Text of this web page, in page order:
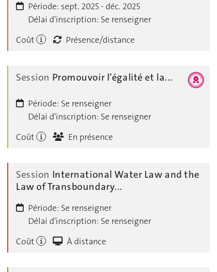
Période: sept. 2025 - déc. 2025
Délai d'inscription: Se renseigner
Coût
Présence/distance
Session Promouvoir l’égalité et la...
Période: Se renseigner
Délai d'inscription: Se renseigner
Coût
En présence
Session International Water Law and the
Law of Transboundary...
Période: Se renseigner
Délai d'inscription: Se renseigner
Coût
À distance